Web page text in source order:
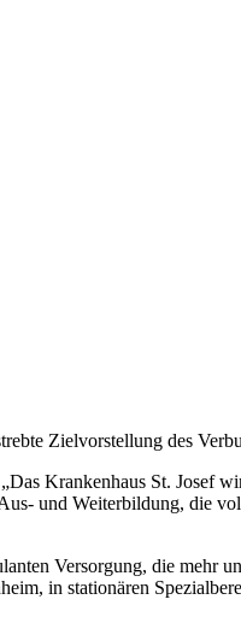
Zielvorstellung des
Krankenhaus St. Josef
und Weiterbildung, die
Versorgung, die mehr
in stationären